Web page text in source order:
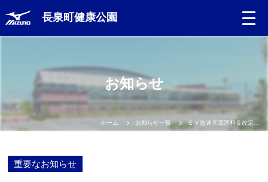
長泉町健康公園
お知らせ
ホーム お知らせ一覧
重要なお知らせ